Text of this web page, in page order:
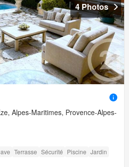
4 Photos
Alpes-Maritimes, Provence-Alpes-
Terrasse Sécurité Piscine Jardin